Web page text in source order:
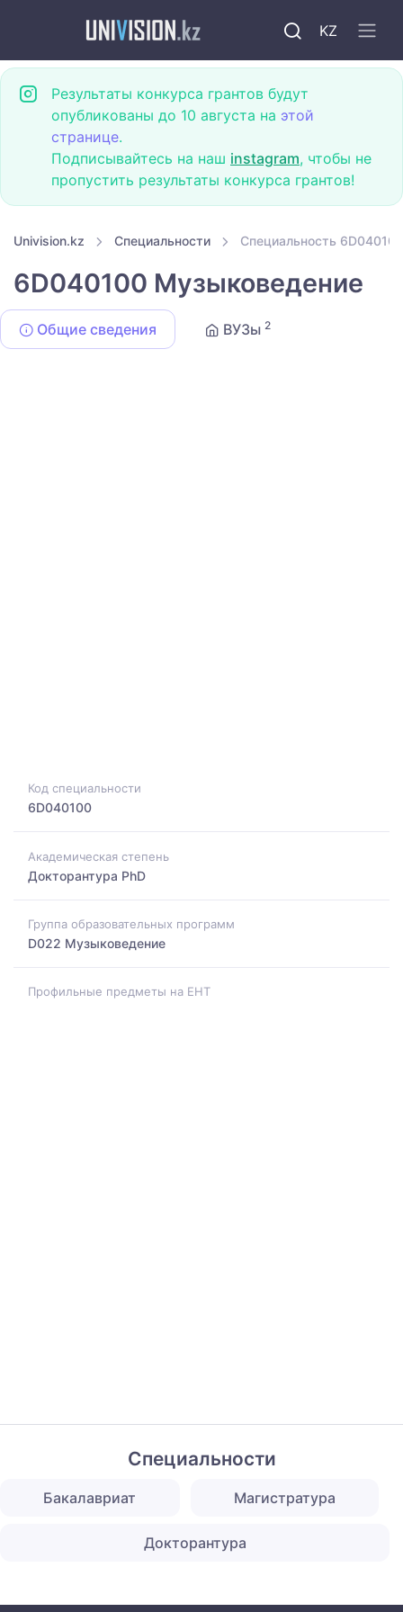
KZ
Результаты конкурса грантов будут
опубликованы до 10 августа на этой
странице.
Подписывайтесь на наш instagram, чтобы не
пропустить результаты конкурса грантов!
Univision.kz Специальности Специальность
6D040100 Музыковедение
Общие сведения ВУЗы 2
Код специальности
6D040100
Академическая степень
Докторантура PhD
Группа образовательных программ
D022 Музыковедение
Профильные предметы на ЕНТ
Специальности
Бакалавриат Магистратура
Докторантура